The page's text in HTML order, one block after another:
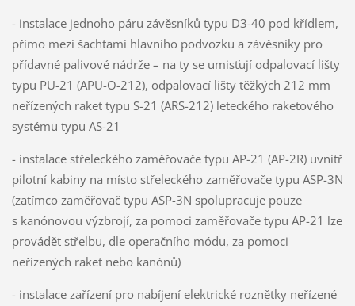
- instalace jednoho páru závěsníků typu D3-40 pod křídlem,
přímo mezi šachtami hlavního podvozku a závěsníky pro
přídavné palivové nádrže – na ty se umisťují odpalovací lišty
typu PU-21 (APU-O-212), odpalovací lišty těžkých 212 mm
neřízených raket typu S-21 (ARS-212) leteckého raketového
systému typu AS-21
- instalace střeleckého zaměřovače typu AP-21 (AP-2R) uvnitř
pilotní kabiny na místo střeleckého zaměřovače typu ASP-3N
(zatímco zaměřovač typu ASP-3N spolupracuje pouze
s kanónovou výzbrojí, za pomoci zaměřovače typu AP-21 lze
provádět střelbu, dle operačního módu, za pomoci
neřízených raket nebo kanónů)
- instalace zařízení pro nabíjení elektrické roznětky neřízené